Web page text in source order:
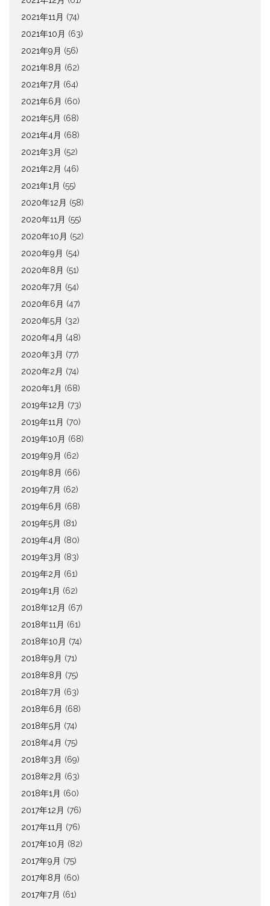
2021年11月 (74)
2021年10月 (63)
2021年9月 (56)
2021年8月 (62)
2021年7月 (64)
2021年6月 (60)
2021年5月 (68)
2021年4月 (68)
2021年3月 (52)
2021年2月 (46)
2021年1月 (55)
2020年12月 (58)
2020年11月 (55)
2020年10月 (52)
2020年9月 (54)
2020年8月 (51)
2020年7月 (54)
2020年6月 (47)
2020年5月 (32)
2020年4月 (48)
2020年3月 (77)
2020年2月 (74)
2020年1月 (68)
2019年12月 (73)
2019年11月 (70)
2019年10月 (68)
2019年9月 (62)
2019年8月 (66)
2019年7月 (62)
2019年6月 (68)
2019年5月 (81)
2019年4月 (80)
2019年3月 (83)
2019年2月 (61)
2019年1月 (62)
2018年12月 (67)
2018年11月 (61)
2018年10月 (74)
2018年9月 (71)
2018年8月 (75)
2018年7月 (63)
2018年6月 (68)
2018年5月 (74)
2018年4月 (75)
2018年3月 (69)
2018年2月 (63)
2018年1月 (60)
2017年12月 (76)
2017年11月 (76)
2017年10月 (82)
2017年9月 (75)
2017年8月 (60)
2017年7月 (61)